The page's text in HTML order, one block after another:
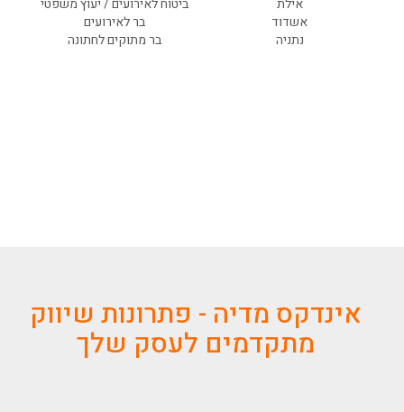
ביטוח לאירועים / יעוץ משפטי
בר לאירועים
בר מתוקים לחתונה
אילת
אשדוד
נתניה
אינדקס מדיה - פתרונות שיווק
מתקדמים לעסק שלך